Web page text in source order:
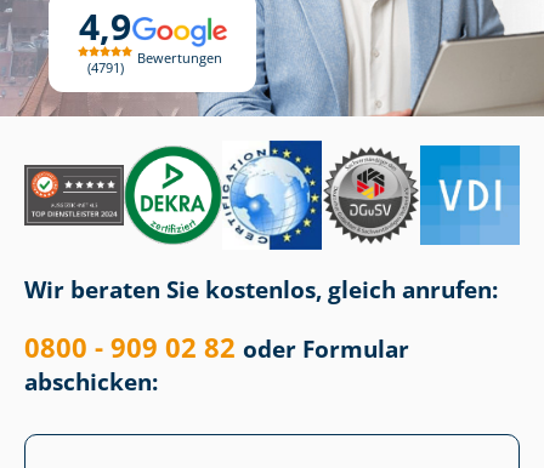
4,9
4791
Bewertungen
Wir beraten Sie kostenlos, gleich anrufen:
0800 - 909 02 82 oder Formular
abschicken: